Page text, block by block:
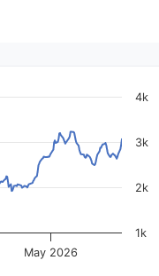
May 2026
1k
2k
3k
4k